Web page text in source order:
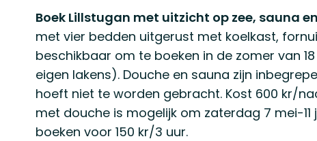
Boek Lillstugan met uitzicht op zee, sauna
met vier bedden uitgerust met koelkast,
beschikbaar om te boeken in de zomer van
eigen lakens). Douche en sauna zijn
hoeft niet te worden gebracht. Kost 600 kr/
met douche is mogelijk om zaterdag 7 mei-
boeken voor 150 kr/3 uur.